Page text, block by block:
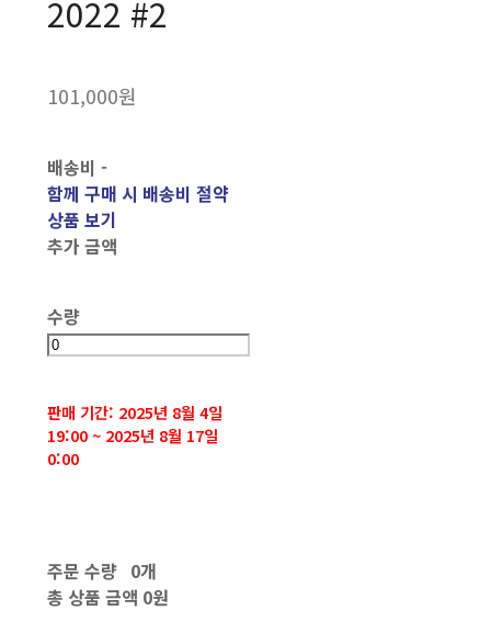
2022 #2
101,000원
배송비 -
함께 구매 시 배송비 절약
상품 보기
추가 금액
수량
판매 기간: 2025년 8월 4일
19:00 ~ 2025년 8월 17일
0:00
주문 수량 0개
총 상품 금액 0원